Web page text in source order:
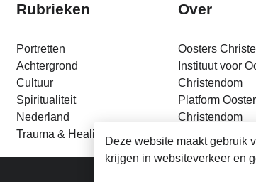
Rubrieken
Portretten
Achtergrond
Cultuur
Spiritualiteit
Nederland
Trauma & Healing
Over
Oosters
Instituut voor
Christendom
Platform
Christendom
Financiering
Deze website maakt gebruik
krijgen in websiteverkeer en